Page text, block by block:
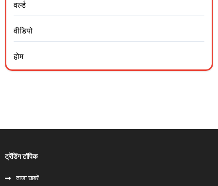
वर्ल्ड
वीडियो
होम
ट्रेंडिंग टॉपिक
ताजा खबरें